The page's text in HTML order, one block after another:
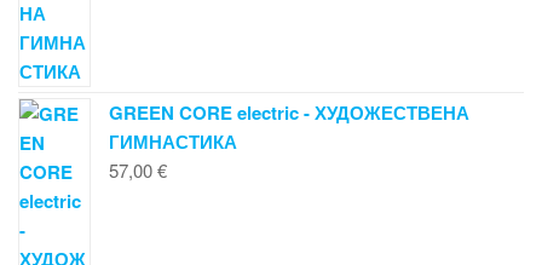
GREEN CORE electric - ХУДОЖЕСТВЕНА
ГИМНАСТИКА
57,00€